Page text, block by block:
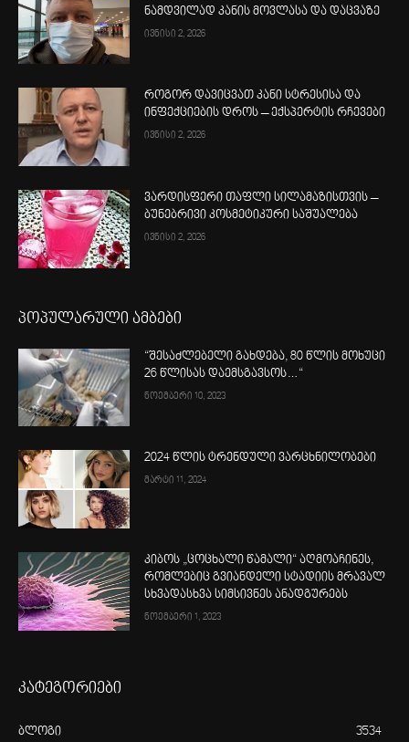
ნამდვილად კანის მოვლასა და დაცვაზე
ივნისი 2, 2026
როგორ დავიცვათ კანი სტრესისა და
ინფექციების დროს – ექსპერტის რჩევები
ივნისი 2, 2026
ვარდისფერი თაფლი სილამაზისთვის –
ბუნებრივი კოსმეტიკური საშუალება
ივნისი 2, 2026
პოპულარული ამბები
“შესაძლებელი გახდება, 80 წლის მოხუცი
26 წლისას დაემსგავსოს…“
ნოემბერი 10, 2023
2024 წლის ტრენდული ვარცხნილობები
მარტი 11, 2024
კიბოს „ცოცხალი წამალი“ აღმოაჩინეს,
რომლებიც გვიანდელი სტადიის მრავალ
სხვადასხვა სიმსივნეს ანადგურებს
ნოემბერი 1, 2023
კატეგორიები
ბლოგი 3534